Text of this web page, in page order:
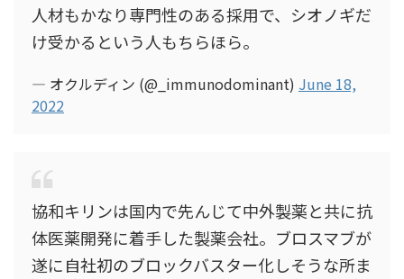
人材もかなり専門性のある採用で、シオノギだ
け受かるという人もちらほら。
— オクルディン (@_immunodominant) June 18,
2022
協和キリンは国内で先んじて中外製薬と共に抗
体医薬開発に着手した製薬会社。ブロスマブが
遂に自社初のブロックバスター化しそうな所ま